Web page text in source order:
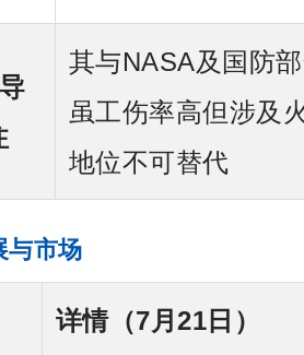
其与NASA及国防
虽工伤率高但涉及
地位不可替代
与市场
详情（7月21日）